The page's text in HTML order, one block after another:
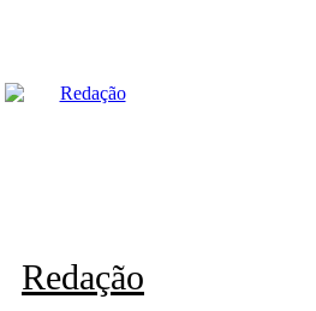
Redação